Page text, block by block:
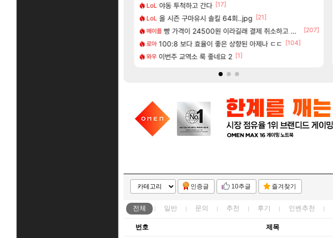
LoL 야동 투척하고 간다 [17]
LoL 올 시즌 구마유시 솔킬 64회..jpg [21]
메이플 빵 가격이 24500원 이라길래 결제 취소하고 나왔다
[207]
로아 100:8 보다 효율이 좋은 상향된 아제나 ㄷㄷ
[104]
와우 이번주 교역소 룩 좋네요 2 [1]
여행 7년만에 가족여행을 다녀왔습니다.
비스트 쿠를 먼저 보내서 기습하는 법
비스트 비스트 오브 리인카네이션 정보/공략글 모음
리싱크드 리싱크드 1.06 패치노트 (8/5)
PV 슈로대Y 확장팩 업데이트 트레일러
인증글 10추글 즐겨찾기
전체 일반 문의 추천 후기 인벤추천
번호 제목